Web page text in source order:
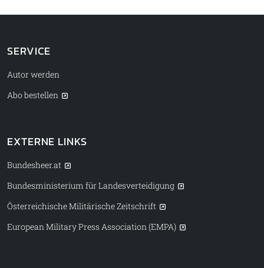
SERVICE
Autor werden
Abo bestellen
EXTERNE LINKS
Bundesheer.at
Bundesministerium für Landesverteidigung
Österreichische Militärische Zeitschrift
European Military Press Association (EMPA)